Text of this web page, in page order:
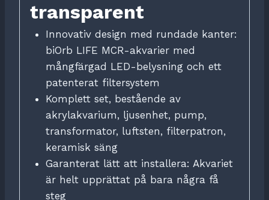
transparent
Innovativ design med rundade kanter:
biOrb LIFE MCR-akvarier med
mångfärgad LED-belysning och ett
patenterat filtersystem
Komplett set, bestående av
akrylakvarium, ljusenhet, pump,
transformator, luftsten, filterpatron,
keramisk säng
Garanterat lätt att installera: Akvariet
är helt upprättat på bara några få
steg